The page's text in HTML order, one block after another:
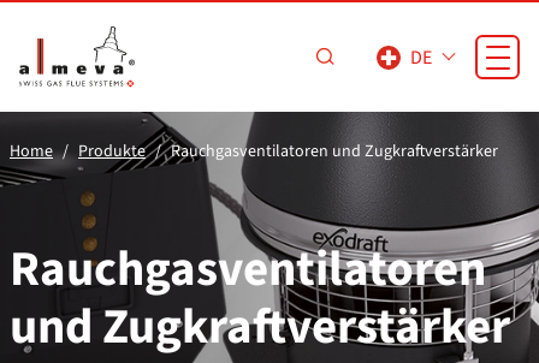
DE
Home Produkte Rauchgasventilatoren und Zugkraftverstärker
Rauchgasventilatoren
und Zugkraftverstärker